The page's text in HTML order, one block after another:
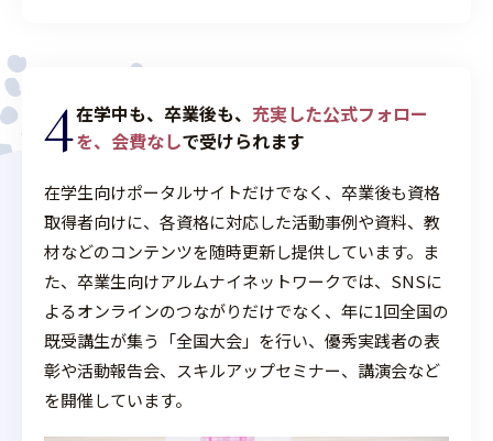
4在学中も、卒業後も、 充実した公式フォロー
を、会費なしで受けられます
在学生向けポータルサイトだけでなく、卒業後も資格
取得者向けに、各資格に対応した活動事例や資料、教
材などのコンテンツを随時更新し提供しています。ま
た、卒業生向けアルムナイネットワークでは、SNSに
よるオンラインのつながりだけでなく、年に1回全国の
既受講生が集う「全国大会」を行い、優秀実践者の表
彰や活動報告会、スキルアップセミナー、講演会など
を開催しています。